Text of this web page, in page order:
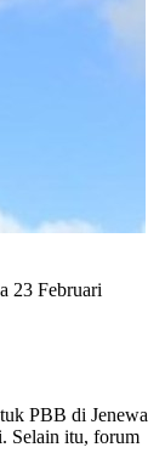
23 Februari
PBB di Jenewa
Selain itu, forum